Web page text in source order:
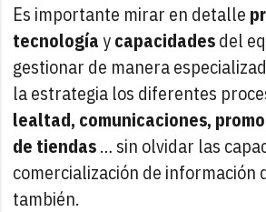
Es importante mirar en detalle
tecnologíaycapacidadesdel
gestionar de manera
la estrategia los diferentes
lealtad, comunicaciones,
de tiendas… sin olvidar las
comercialización de información
también.